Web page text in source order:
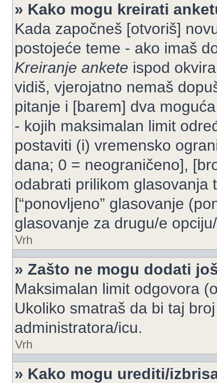
» Kako mogu kreirati
Kada započneš [otvoriš]
postojeće teme - ako imaš
Kreiranje ankete ispod
vidiš, vjerojatno nemaš
pitanje i [barem] dva
- kojih maksimalan limit
postaviti (i) vremensko
dana; 0 = neograničeno],
odabrati prilikom glasovanja
[“ponovljeno” glasovanje
glasovanje za drugu/e
Vrh
» Zašto ne mogu dodati
Maksimalan limit odgovora
Ukoliko smatraš da bi taj
administratora/icu.
Vrh
» Kako mogu urediti/